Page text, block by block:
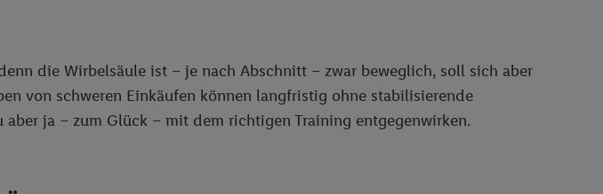
die Wirbelsäule ist – je nach Abschnitt – zwar beweglich, soll sich aber
von schweren Einkäufen können langfristig ohne stabilisierende
ja – zum Glück – mit dem richtigen Training entgegenwirken.